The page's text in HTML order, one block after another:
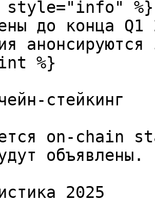
style="info" %}
до конца
анонсируются
%}
стейкинг
on-chain
объявлены.
2025